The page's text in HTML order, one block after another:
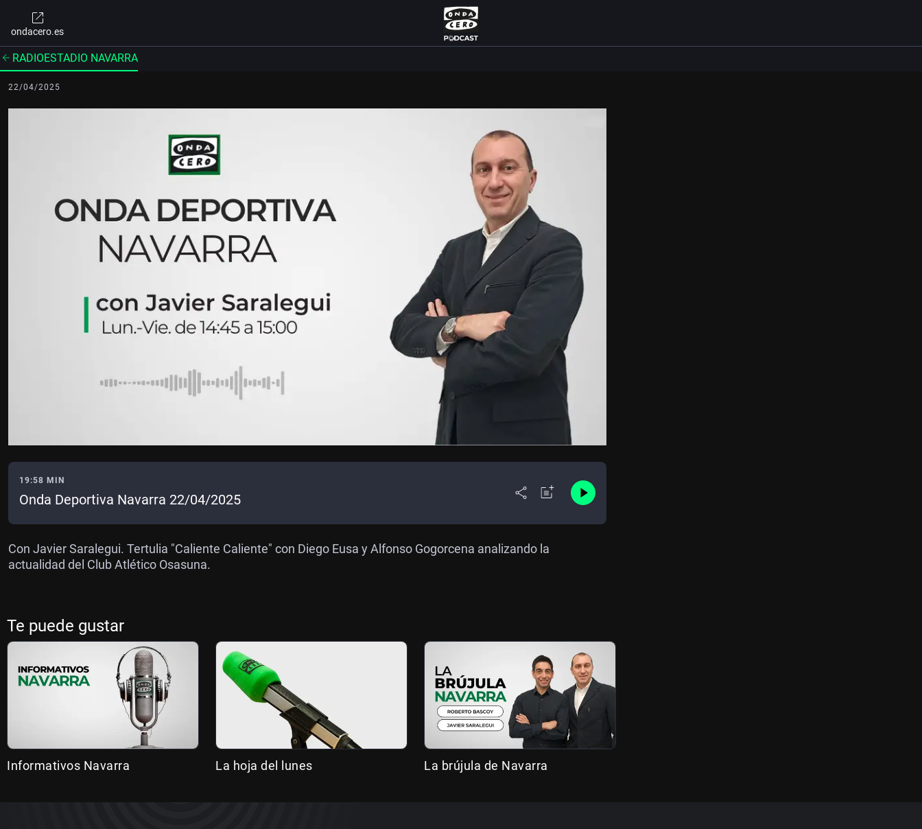
ondacero.es
RADIOESTADIO NAVARRA
22/04/2025
19:58 MIN
Onda Deportiva Navarra 22/04/2025
Con Javier Saralegui. Tertulia "Caliente Caliente" con Diego Eusa y Alfonso Gogorcena analizando la
actualidad del Club Atlético Osasuna.
Te puede gustar
Informativos Navarra La hoja del lunes La brújula de Navarra